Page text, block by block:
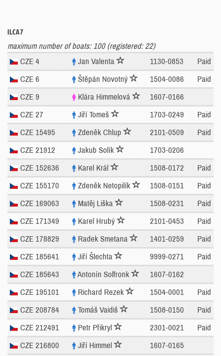
ILCA 7
maximum number of boats: 100 (registered: 22)
CZE 4
Jan Valenta 1130-0853 Paid
CZE 6 Štěpán Novotný 1504-0086 Paid
CZE 9 Klára Himmelová 1607-0166
CZE 27 Jiří Tomeš 1703-0249 Paid
CZE 15495 Zdeněk Chlup 2101-0509 Paid
CZE 21912 Jakub Solík 1703-0206
CZE 152636 Karel Král 1508-0172 Paid
CZE 155170 Zdeněk Netopilík 1508-0151 Paid
CZE 169063 Matěj Liška 1508-0231 Paid
CZE 171349 Karel Hrubý 2101-0453 Paid
CZE 178829 Radek Smetana 1401-0259 Paid
CZE 185641 Jiří Šlechta 9999-0271 Paid
CZE 185643 Antonín Solfronk 1607-0162
CZE 195101 Richard Rezek 1504-0001 Paid
CZE 208784 Tomáš Vaidiš 1508-0150 Paid
CZE 212491 Petr Přikryl 2301-0021 Paid
CZE 216800 Jiří Himmel 1607-0165